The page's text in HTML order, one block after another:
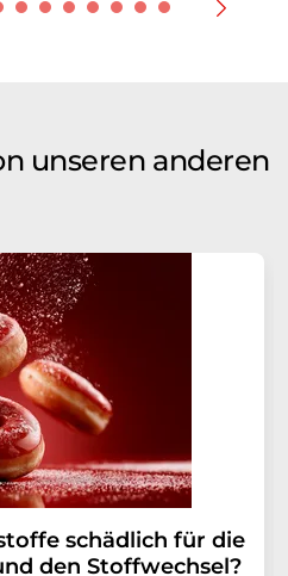
unseren anderen
schädlich für die
den Stoffwechsel?